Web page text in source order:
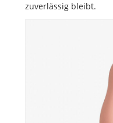
zuverlässig bleibt.